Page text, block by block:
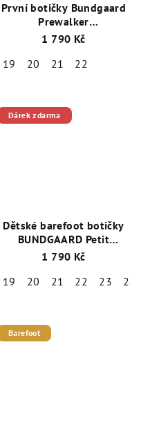
První botičky Bundgaard
Prewalker
BG501024_1204 Ivory
1 790 Kč
19
20 21 22
Dárek zdarma
Dětské barefoot botičky
BUNDGAARD Petit
BG101219-5110 Teal
Emel zdarma
1 790 Kč
19
20 21 22 23 24
Barefoot